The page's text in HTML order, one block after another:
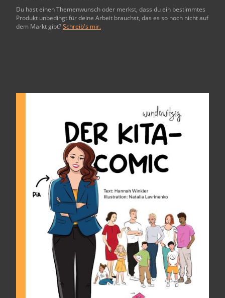
Du hast einen Themenwunsch oder merkst, dass du ein bestimmtes
Produkt unbedingt für deine Arbeit brauchst, das es so noch nicht auf
dem Markt gibt?Schreib's mir.